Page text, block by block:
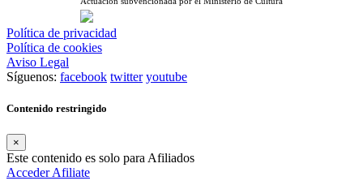
Política de privacidad
Política de cookies
Aviso Legal
Síguenos: facebook twitter youtube
Contenido restringido
×
Este contenido es solo para Afiliados
AccederAfiliate